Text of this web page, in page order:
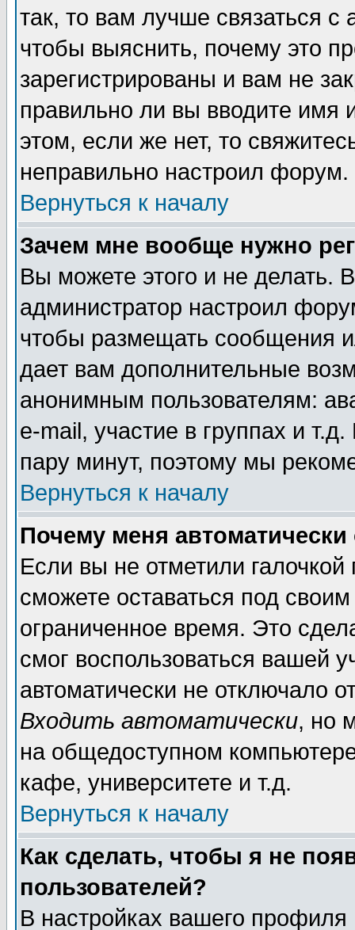
так, то вам лучше связаться
чтобы выяснить, почему это
зарегистрированы и вам не
правильно ли вы вводите
этом, если же нет, то
неправильно настроил форум.
Вернуться к началу
Зачем мне вообще нужно
Вы можете этого и не делать.
администратор настроил
чтобы размещать сообщения
дает вам дополнительные
анонимным пользователям:
e-mail, участие в группах и
пару минут, поэтому мы
Вернуться к началу
Почему меня автоматически
Если вы не отметили галочкой
сможете оставаться под
ограниченное время. Это
смог воспользоваться вашей
автоматически не отключало
Входить автоматически, но
на общедоступном
кафе, университете и т.д.
Вернуться к началу
Как сделать, чтобы я не
пользователей?
В настройках вашего